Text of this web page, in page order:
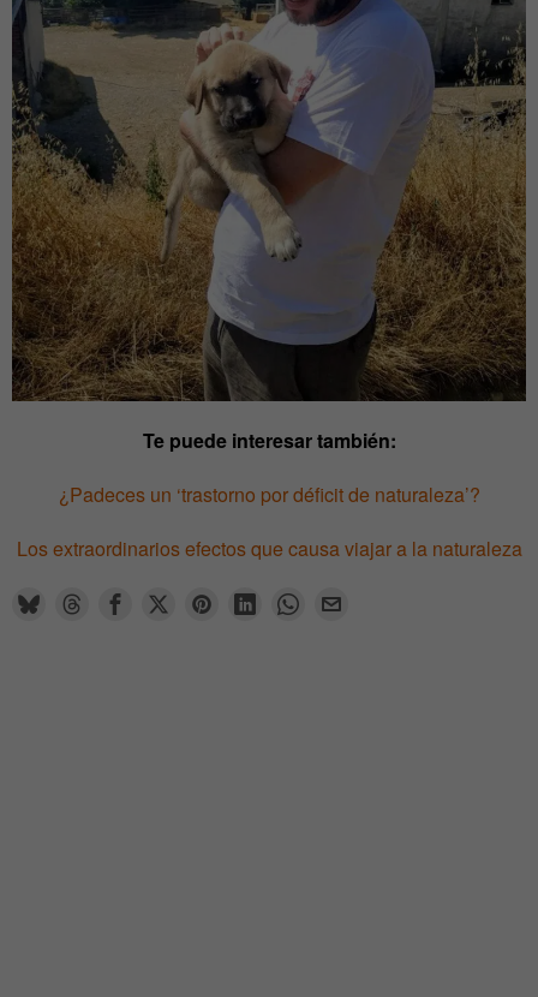
Te puede interesar también:
¿Padeces un ‘trastorno por déficit de naturaleza’?
Los extraordinarios efectos que causa viajar a la naturaleza